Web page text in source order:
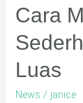
Cara
Luas
News / janice